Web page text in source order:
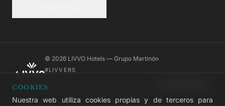
© 2026 LIVVO Hotels — Grupo Martinón
#LIVVERS
Aviso legal
COOKIES
Nuestra web utiliza cookies propias y de terceros para